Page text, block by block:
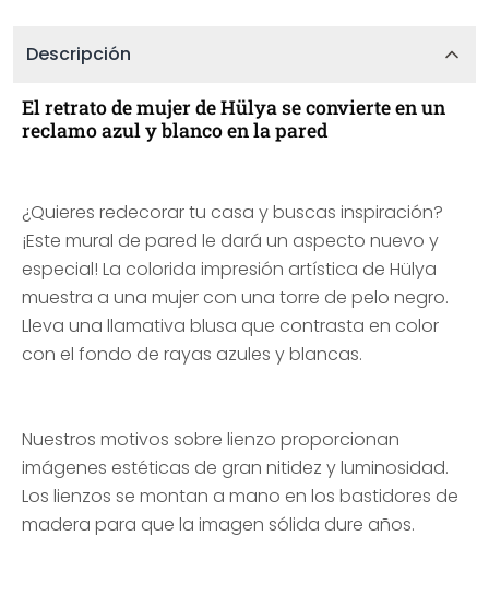
Descripción
El retrato de mujer de Hülya se convierte en un
reclamo azul y blanco en la pared
¿Quieres redecorar tu casa y buscas inspiración?
¡Este mural de pared le dará un aspecto nuevo y
especial! La colorida impresión artística de Hülya
muestra a una mujer con una torre de pelo negro.
Lleva una llamativa blusa que contrasta en color
con el fondo de rayas azules y blancas.
Nuestros motivos sobre lienzo proporcionan
imágenes estéticas de gran nitidez y luminosidad.
Los lienzos se montan a mano en los bastidores de
madera para que la imagen sólida dure años.